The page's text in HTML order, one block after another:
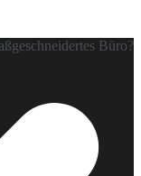
Büro?